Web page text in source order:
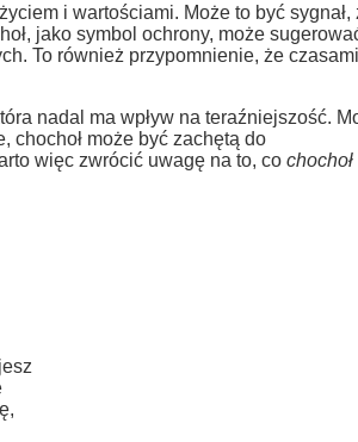
i wartościami. Może to być sygnał,
jako symbol ochrony, może
To również przypomnienie, że czasami
nadal ma wpływ na teraźniejszość.
chochoł może być zachętą do
więc zwrócić uwagę na to, co chochoł